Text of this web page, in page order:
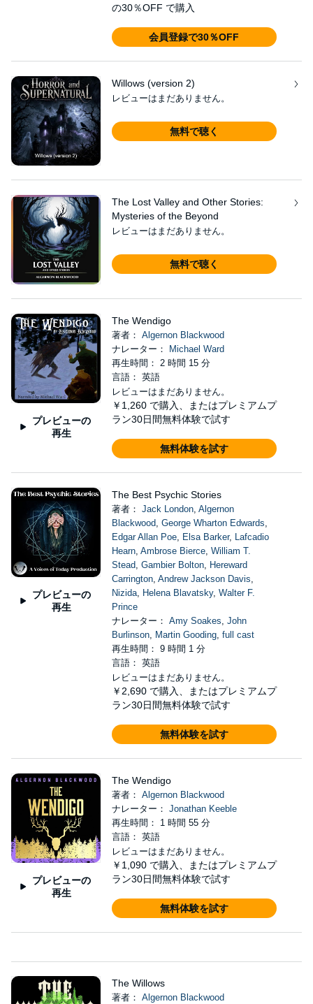
の30％OFF で購入
会員登録で30％OFF
Willows (version 2)
レビューはまだありません。
無料で聴く
The Lost Valley and Other Stories:
Mysteries of the Beyond
レビューはまだありません。
無料で聴く
プレビューの
再生
The Wendigo
著者： Algernon Blackwood
ナレーター：
Michael Ward
再生時間： 2 時間 15 分
言語： 英語
レビューはまだありません。
￥1,260 で購入、またはプレミアムプ
ラン30日間無料体験で試す
無料体験を試す
プレビューの
再生
The Best Psychic Stories
著者： Jack London, Algernon
Blackwood George Wharton Edwards
Edgar Allan Poe, Elsa Barker,
Lafcadio
Hearn, Ambrose Bierce, William T.
Stead Gambier Bolton,
Hereward
Carrington, Andrew Jackson Davis
Nizida, Helena Blavatsky, Walter F.
Prince
ナレーター： Amy Soakes John
Burlinson, Martin Gooding, full cast
再生時間： 9 時間 1 分
言語： 英語
レビューはまだありません。
￥2,690 で購入、またはプレミアムプ
ラン30日間無料体験で試す
無料体験を試す
プレビューの
再生
The Wendigo
著者： Algernon Blackwood
ナレーター： Jonathan Keeble
再生時間： 1 時間 55 分
言語： 英語
レビューはまだありません。
￥1,090 で購入、またはプレミアムプ
ラン30日間無料体験で試す
無料体験を試す
The Willows
著者： Algernon Blackwood